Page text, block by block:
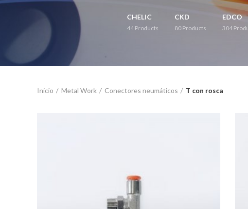
CHELIC
44 Products
CKD
80 Products
EDCO
304
Inicio Metal Work Conectores neumáticos T con rosca